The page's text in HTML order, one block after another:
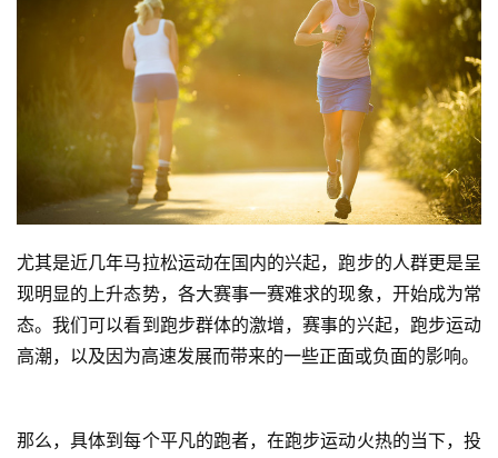
尤其是近几年马拉松运动在国内的兴起，跑步的人群更是呈
现明显的上升态势，各大赛事一赛难求的现象，开始成为常
态。我们可以看到跑步群体的激增，赛事的兴起，跑步运动
高潮，以及因为高速发展而带来的一些正面或负面的影响。
那么，具体到每个平凡的跑者，在跑步运动火热的当下，投